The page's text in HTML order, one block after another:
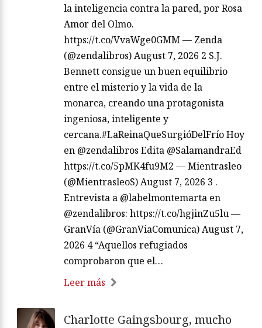
la inteligencia contra la pared, por Rosa
Amor del Olmo.
https://t.co/VvaWge0GMM — Zenda
(@zendalibros) August 7, 2026 2 S.J.
Bennett consigue un buen equilibrio
entre el misterio y la vida de la
monarca, creando una protagonista
ingeniosa, inteligente y
cercana.#LaReinaQueSurgióDelFrío Hoy
en @zendalibros Edita @SalamandraEd
https://t.co/5pMK4fu9M2 — Mientrasleo
(@MientrasleoS) August 7, 2026 3 .
Entrevista a @labelmontemarta en
@zendalibros: https://t.co/hgjinZu5lu —
GranVía (@GranViaComunica) August 7,
2026 4 “Aquellos refugiados
comprobaron que el…
Leer más
Charlotte Gaingsbourg, mucho